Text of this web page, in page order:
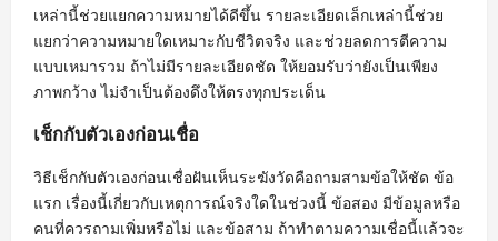
เหล่านี้ช่วยแยกความหมายได้ดีขึ้น รายละเอียดเล็กเหล่านี้ช่วย
แยกว่าความหมายใดเหมาะกับชีวิตจริง และช่วยลดการตีความ
แบบเหมารวม ถ้าไม่มีรายละเอียดชัด ให้ยอมรับว่ายังเป็นเพียง
ภาพกว้าง ไม่จำเป็นต้องดึงให้ตรงทุกประเด็น
เช็กกับตัวเองก่อนเชื่อ
วิธีเช็กกับตัวเองก่อนเชื่อฝันเห็นระฆังวัดคือถามสามข้อให้ชัด ข้อ
แรก เรื่องนี้เกี่ยวกับเหตุการณ์จริงใดในช่วงนี้ ข้อสอง มีข้อมูลหรือ
คนที่ควรถามเพิ่มหรือไม่ และข้อสาม ถ้าทำตามความเชื่อนี้แล้วจะ